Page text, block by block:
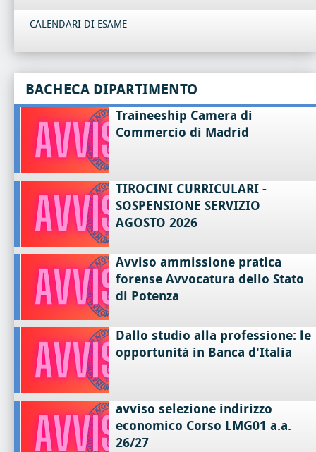
CALENDARI DI ESAME
BACHECA DIPARTIMENTO
Traineeship Camera di
Commercio di Madrid
TIROCINI CURRICULARI -
SOSPENSIONE SERVIZIO
AGOSTO 2026
Avviso ammissione pratica
forense Avvocatura dello Stato
di Potenza
Dallo studio alla professione: le
opportunità in Banca d'Italia
avviso selezione indirizzo
economico Corso LMG01 a.a.
26/27